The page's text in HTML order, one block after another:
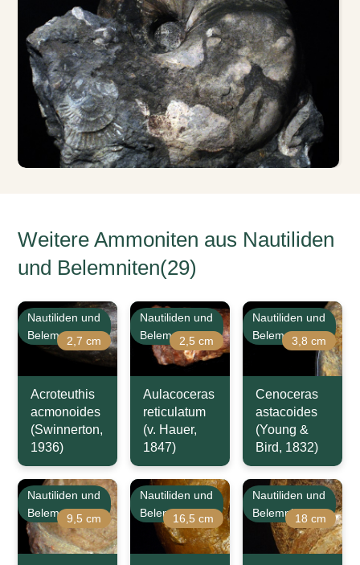
Weitere Ammoniten aus Nautiliden
und Belemniten(29)
Nautiliden und
Belemniten2,7 cm
Acroteuthis
acmonoides
(Swinnerton,
1936)
Nautiliden und
Belemniten2,5 cm
Aulacoceras
reticulatum
(v. Hauer,
1847)
Nautiliden und
Belemniten3,8 cm
Cenoceras
astacoides
(Young &
Bird, 1832)
Nautiliden und
Belemniten9,5 cm
Nautiliden und
Belemniten
16,5 cm
Nautiliden und
Belemniten18 cm